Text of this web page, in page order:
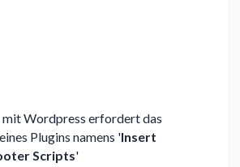
Wordpress erfordert das
Plugins namens 'Insert
Scripts'